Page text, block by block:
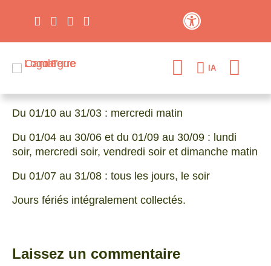
IA
Du 01/10 au 31/03 : mercredi matin
Du 01/04 au 30/06 et du 01/09 au 30/09 : lundi
soir, mercredi soir, vendredi soir et dimanche matin
Du 01/07 au 31/08 : tous les jours, le soir
Jours fériés intégralement collectés.
Laissez un commentaire